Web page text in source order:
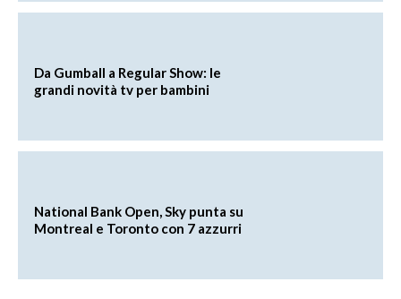
Da Gumball a Regular Show: le
grandi novità tv per bambini
National Bank Open, Sky punta su
Montreal e Toronto con 7 azzurri